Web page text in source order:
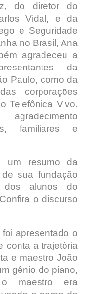
do diretor do
Vidal, e da
e Seguridade
no Brasil, Ana
agradeceu a
da
Paulo, como da
corporações
Telefônica Vivo.
familiares e
um resumo da
sua fundação
dos alunos do
o discurso
apresentado o
conta a trajetória
e maestro João
gênio do piano,
maestro era